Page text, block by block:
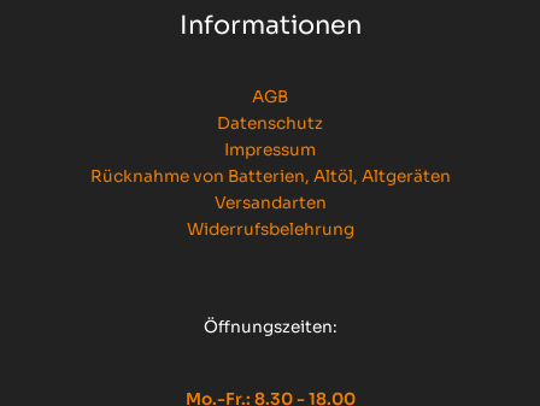
Informationen
AGB
Datenschutz
Impressum
Rücknahme von Batterien, Altöl, Altgeräten
Versandarten
Widerrufsbelehrung
Öffnungszeiten:
Mo.-Fr.: 8.30 - 18.00